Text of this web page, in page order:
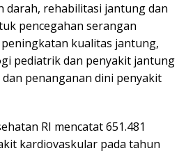
darah, rehabilitasi jantung dan
pencegahan serangan
kualitas jantung,
pediatrik dan penyakit jantung
penanganan dini penyakit
RI mencatat 651.481
kardiovaskular pada tahun